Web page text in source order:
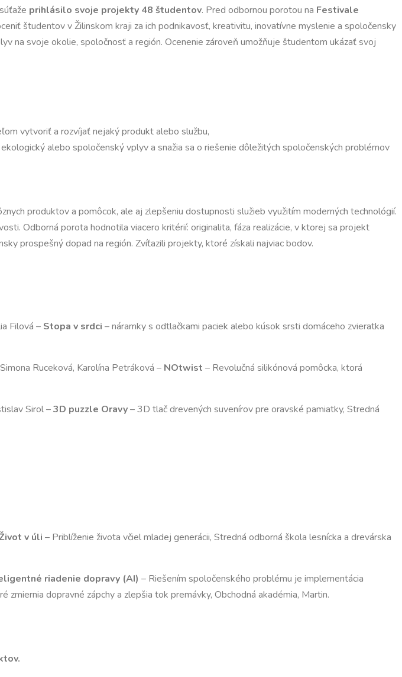
prihlásilo svoje projekty 48 študentov. Pred odbornou porotou na Festivale
študentov v Žilinskom kraji za ich podnikavosť, kreativitu, inovatívne myslenie a spoločensky
na svoje okolie, spoločnosť a región. Ocenenie zároveň umožňuje študentom ukázať svoj
vytvoriť a rozvíjať nejaký produkt alebo službu,
alebo spoločenský vplyv a snažia sa o riešenie dôležitých spoločenských problémov
produktov a pomôcok, ale aj zlepšeniu dostupnosti služieb využitím moderných technológií.
Odborná porota hodnotila viacero kritérií: originalita, fáza realizácie, v ktorej sa projekt
prospešný dopad na región. Zvíťazili projekty, ktoré získali najviac bodov.
Filová – Stopa v srdci – náramky s odtlačkami paciek alebo kúsok srsti domáceho zvieratka
Ruceková, Karolína Petráková – NOtwist – Revolučná silikónová pomôcka, ktorá
Sirol –3D puzzle Oravy– 3D tlač drevených suvenírov pre oravské pamiatky, Stredná
v úli – Priblíženie života včiel mladej generácii, Stredná odborná škola lesnícka a drevárska
riadenie dopravy (AI) – Riešením spoločenského problému je implementácia
dopravné zápchy a zlepšia tok premávky, Obchodná akadémia, Martin.